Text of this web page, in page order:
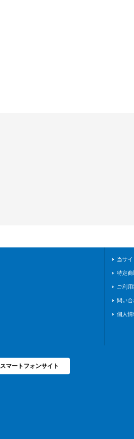
当サ
特定
ご利
問い合
個人
スマートフォンサイト